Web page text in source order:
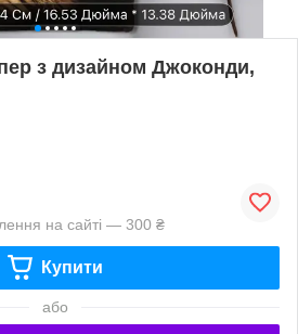
з дизайном Джоконди,
на сайті — 300 ₴
Купити
або